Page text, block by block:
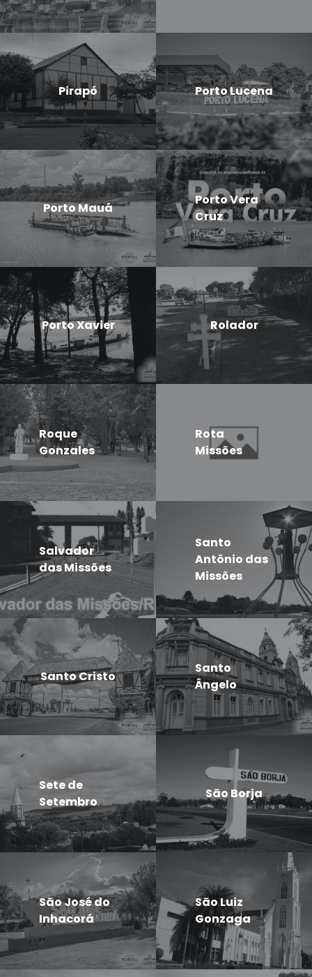
Pirapó Porto Lucena
Porto Mauá
Porto Vera
Cruz
Porto Xavier Rolador
Roque
Gonzales
Rota
Missões
Salvador
das Missões
Santo
Antônio das
Missões
Santo Cristo
Santo
Ângelo
Sete de
Setembro
São Borja
São José do
Inhacorá
São Luiz
Gonzaga